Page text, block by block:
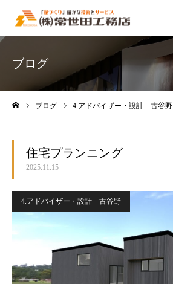
ブログ
ブログ 4.アドバイザー・設計 古谷野
住宅プランニング
2025.11.15
4.アドバイザー・設計 古谷野